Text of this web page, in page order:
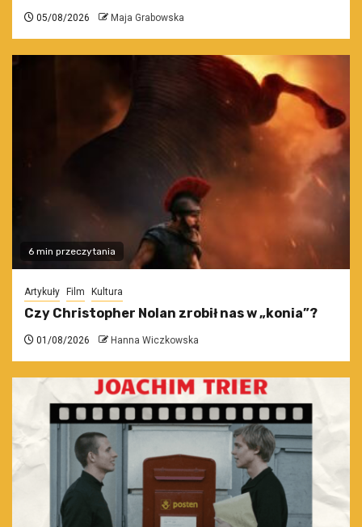
05/08/2026 Maja Grabowska
6 min przeczytania
Artykuły Film Kultura
Czy Christopher Nolan zrobił nas w „konia”?
01/08/2026 Hanna Wiczkowska